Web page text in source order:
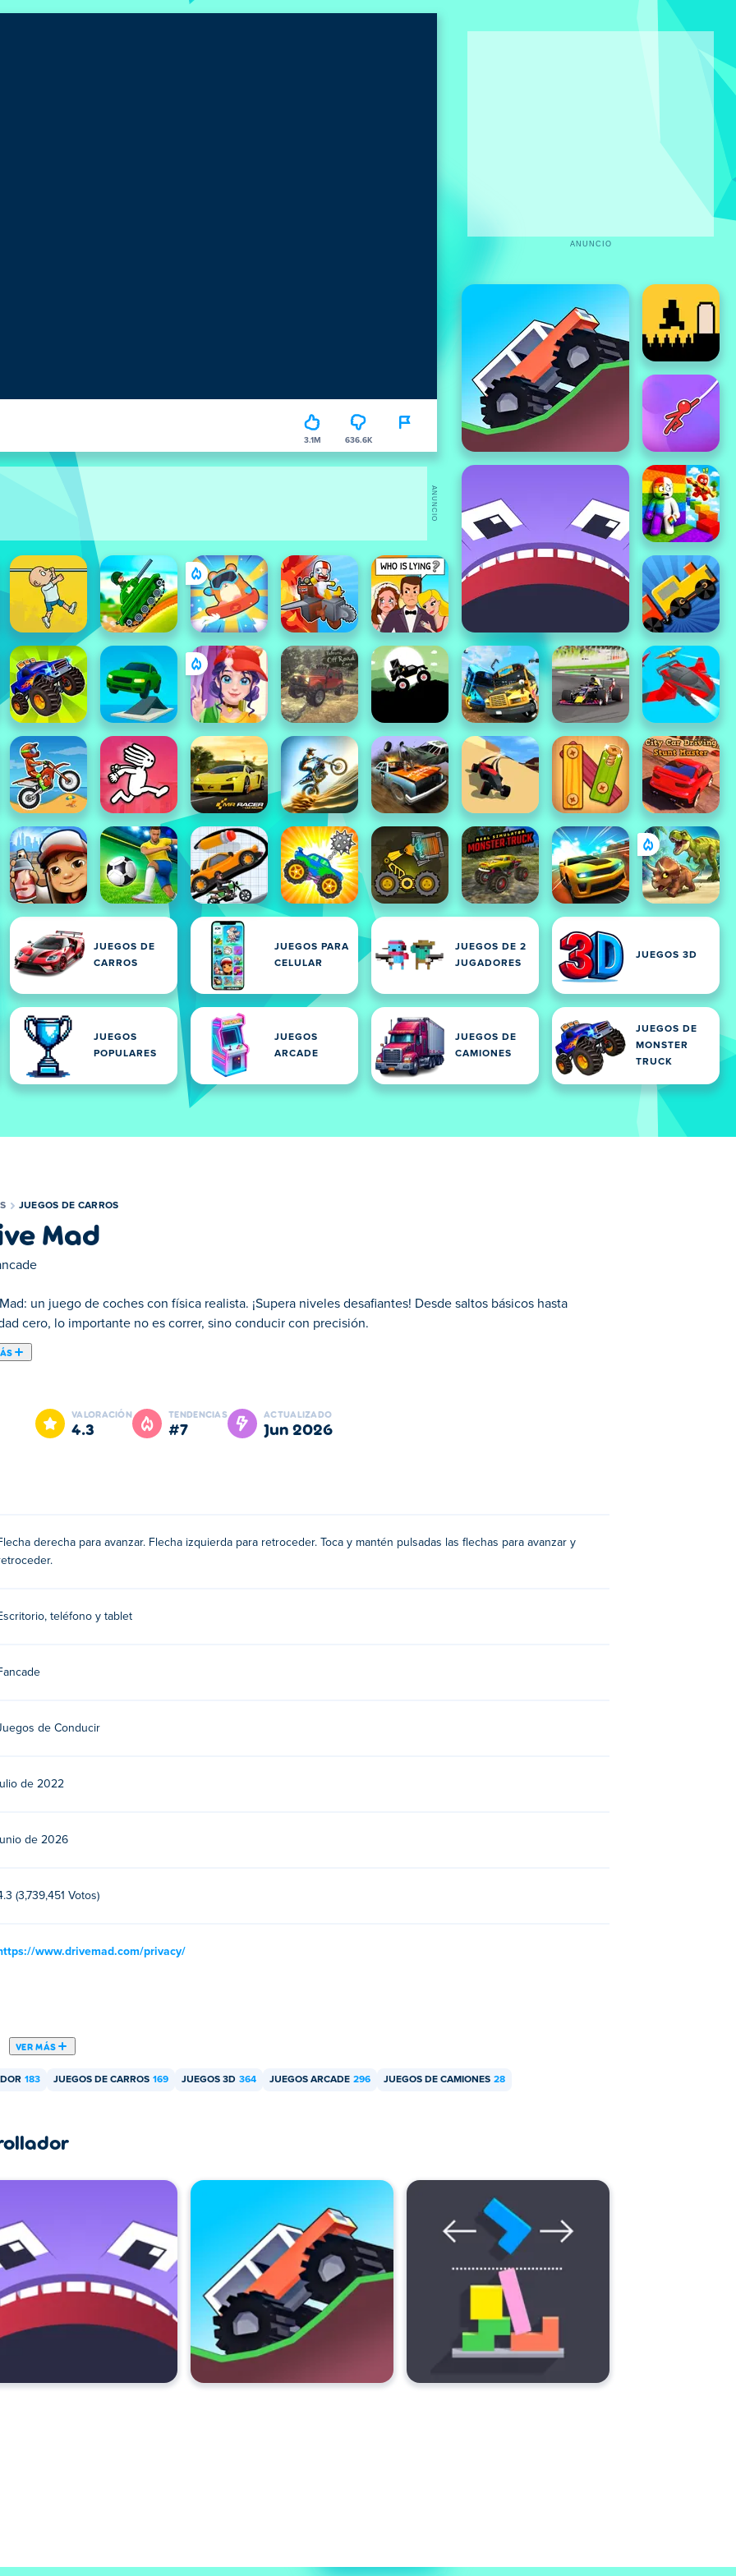
3.1M 636.6K
JUEGOS DE
CARROS
JUEGOS PARA
CELULAR
JUEGOS DE 2
JUGADORES
JUEGOS 3D
JUEGOS
POPULARES
JUEGOS
ARCADE
JUEGOS DE
CAMIONES
JUEGOS DE
MONSTER
TRUCK
ANUNCIO
ANUNCIO
JUEGOS DE CARROS
Mad
un juego de coches con física realista. ¡Supera niveles desafiantes! Desde saltos básicos hasta
cero, lo importante no es correr, sino conducir con precisión.
por una pista llena de obstáculos. Tu objetivo es llegar a la meta sano y salvo. Debes controlar la
para completar todos los niveles de Drive Mad?
y menú completamente renovados, ¡haciendo el juego más divertido y visualmente emocionante!
y dispositivos móviles como teléfonos y tabletas.
VALORACIÓN
4.3
TENDENCIAS
#7
ACTUALIZADO
jun 2026
derecha para avanzar. Flecha izquierda para retroceder. Toca y mantén pulsadas las flechas para avanzar y
teléfono y tablet
de Conducir
de 2022
de 2026
(3,739,451 Votos)
www.drivemad.com/privacy/
VER MÁS
183 JUEGOS DE CARROS 169 JUEGOS 3D 364 JUEGOS ARCADE 296 JUEGOS DE CAMIONES 28